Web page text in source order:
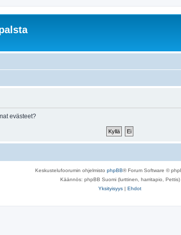
evästeet?
Keskustelufoorumin ohjelmisto phpBB® Forum Software ©
Käännös: phpBB Suomi (lurttinen, harritapio, Pettis)
Yksityisyys | Ehdot